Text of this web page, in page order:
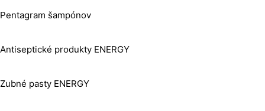
Pentagram šampónov
Antiseptické produkty ENERGY
Zubné pasty ENERGY